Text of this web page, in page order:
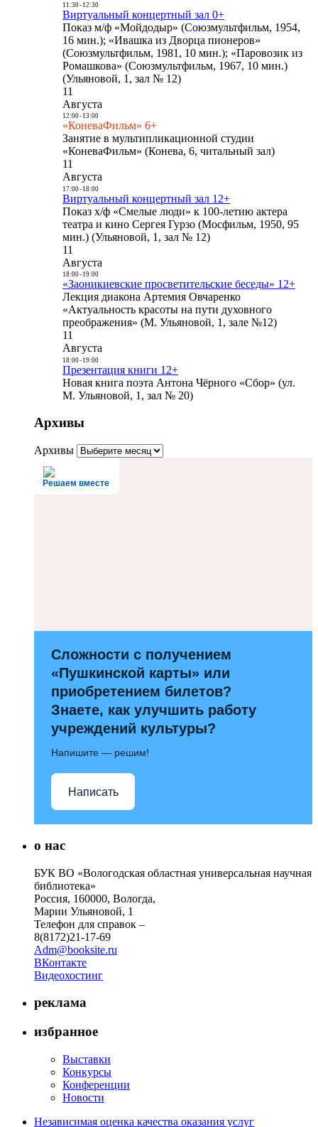
11:30- 12:30
Виртуальный концертный зал 0+
Показ м/ф «Мойдодыр» (Союзмультфильм, 1954,
16 мин.); «Ивашка из Дворца пионеров»
(Союзмультфильм, 1981, 10 мин.); «Паровозик из
Ромашкова» (Союзмультфильм, 1967, 10 мин.)
(Ульяновой, 1, зал № 12)
11
Августа
12:00- 13:00
«КоневаФильм» 6+
Занятие в мультипликационной студии
«КоневаФильм» (Конева, 6, читальный зал)
11
Августа
17:00- 18:00
Виртуальный концертный зал 12+
Показ х/ф «Смелые люди» к 100-летию актера
театра и кино Сергея Гурзо (Мосфильм, 1950, 95
мин.) (Ульяновой, 1, зал № 12)
11
Августа
18:00- 19:00
«Заоникиевские просветительские беседы» 12+
Лекция диакона Артемия Овчаренко
«Актуальность красоты на пути духовного
преображения» (М. Ульяновой, 1, зале №12)
11
Августа
18:00- 19:00
Презентация книги 12+
Новая книга поэта Антона Чёрного «Сбор» (ул.
М. Ульяновой, 1, зал № 20)
Архивы
Архивы
Решаем вместе
Сложности с получением
«Пушкинской карты» или
приобретением билетов?
Знаете, как улучшить работу
учреждений культуры?
Напишите — решим!
Написать
о нас
БУК ВО «Вологодская областная универсальная научная
библиотека»
Россия, 160000, Вологда,
Марии Ульяновой, 1
Телефон для справок –
8(8172)21-17-69
Adm@booksite.ru
ВКонтакте
Видеохостинг
реклама
избранное
Выставки
Конкурсы
Конференции
Новости
Независимая оценка качества оказания услуг